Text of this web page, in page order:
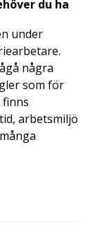
du ha
under
några
som för
finns
arbetsmiljö